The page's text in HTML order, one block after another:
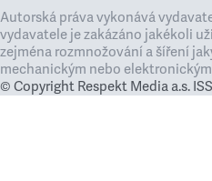
Autorská práva vykonává
vydavatele je zakázáno jakékoli
zejména rozmnožování a šíření
mechanickým nebo
© Copyright Respekt Media a.s.